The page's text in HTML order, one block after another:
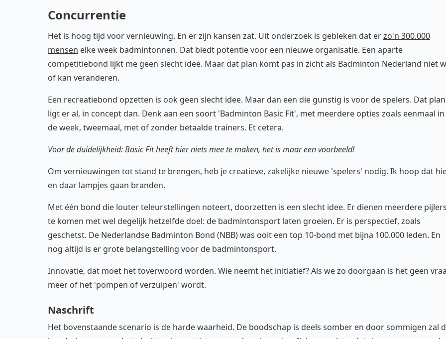
Concurrentie
Het is hoog tijd voor vernieuwing. En er zijn kansen zat. Uit onderzoek is gebleken dat erzo'n 300.000
mensen elke week badmintonnen. Dat biedt potentie voor een nieuwe organisatie. Een aparte
competitiebond lijkt me geen slecht idee. Maar dat plan komt pas in zicht als Badminton Nederland niet
of kan veranderen.
Een recreatiebond opzetten is ook geen slecht idee. Maar dan een die gunstig is voor de spelers. Dat plan
ligt er al, in concept dan. Denk aan een soort 'Badminton Basic Fit', met meerdere opties zoals eenmaal in
de week, tweemaal, met of zonder betaalde trainers. Et cetera.
Voor de duidelijkheid: Basic Fit heeft hier niets mee te maken, het is maar een voorbeeld!
Om vernieuwingen tot stand te brengen, heb je creatieve, zakelijke nieuwe 'spelers' nodig. Ik hoop dat
en daar lampjes gaan branden.
Met één bond die louter teleurstellingen noteert, doorzetten is een slecht idee. Er dienen meerdere
te komen met wel degelijk hetzelfde doel: de badmintonsport laten groeien. Er is perspectief, zoals
geschetst. De Nederlandse Badminton Bond (NBB) was ooit een top 10-bond met bijna 100.000 leden. En
nog altijd is er grote belangstelling voor de badmintonsport.
Innovatie, dat moet het toverwoord worden. Wie neemt het initiatief? Als we zo doorgaan is het geen
meer of het 'pompen of verzuipen' wordt.
Naschrift
Het bovenstaande scenario is de harde waarheid. De boodschap is deels somber en door sommigen zal